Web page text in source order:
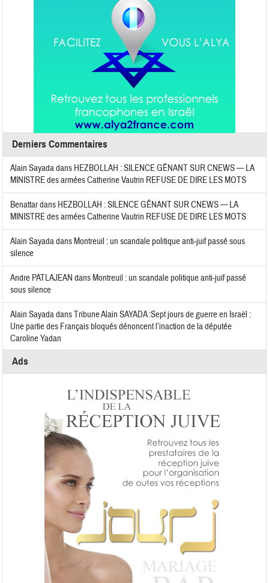
Derniers Commentaires
Alain Sayadadans HEZBOLLAH : SILENCE GÊNANT SUR CNEWS — LA
MINISTRE des armées Catherine Vautrin REFUSE DE DIRE LES MOTS
Benattardans HEZBOLLAH : SILENCE GÊNANT SUR CNEWS — LA
MINISTRE des armées Catherine Vautrin REFUSE DE DIRE LES MOTS
Alain Sayadadans Montreuil : un scandale politique anti-juif passé sous
silence
Andre PATLAJEAN dans Montreuil : un scandale politique anti-juif passé
sous silence
Alain SayadadansTribune Alain SAYADA :Sept jours de guerre en Israël :
Une partie des Français bloqués dénoncent l’inaction de la députée
Caroline Yadan
Ads